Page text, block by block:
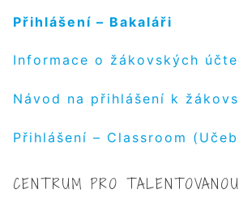
Přihlášení – Bakaláři
Informace o žákovských
Návod na přihlášení k
Přihlášení – Classroom
CENTRUM PRO